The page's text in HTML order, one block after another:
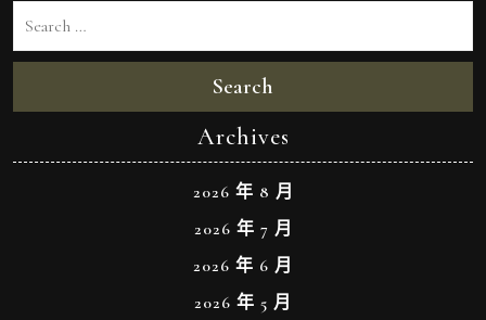
Search
Archives
2026 年 8 月
2026 年 7 月
2026 年 6 月
2026 年 5 月